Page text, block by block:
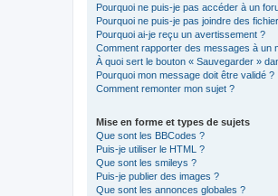
Pourquoi ne puis-je pas accéder à un
Pourquoi ne puis-je pas joindre des
Pourquoi ai-je reçu un avertissement ?
Comment rapporter des messages à un
À quoi sert le bouton « Sauvegarder »
Pourquoi mon message doit être validé ?
Comment remonter mon sujet ?
Mise en forme et types de sujets
Que sont les BBCodes ?
Puis-je utiliser le HTML ?
Que sont les smileys ?
Puis-je publier des images ?
Que sont les annonces globales ?